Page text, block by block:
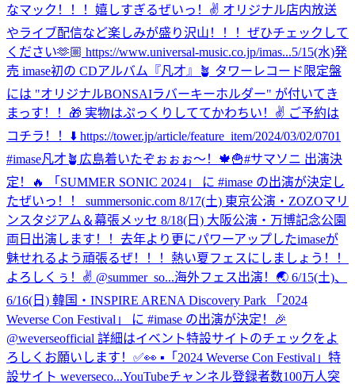
なマック！！！嬉しすぎるぜいっ！✌️ オリジナル店内放送
やライブ配信など楽しみが盛り沢山！！！ぜひチェックして
ください🫶🏼 https://www.universal-music.co.jp/imas...5/15(水)発
売 imase初の CDアルバム『凡才』🪴 タワーレコード限定盤
には "オリジナルBONSAIラバーキーホルダー" が付いてき
まっす！！🎁 実物はぷっくりしててかわちい！✌️ ご予約は
コチラ！！⬇️ https://tower.jp/article/feature_item/2024/03/02/0701
#imase凡才🪴 広島着いたぞぉぉぉ〜！🍁🍟#サマソニ 出演決
定！🔥 「SUMMER SONIC 2024」 に #imase の出演が決定し
たぜいっ！！ summersonic.com 8/17(土) 東京公演・ZOZOマリ
ンスタジアム＆幕張メッセ 8/18(日) 大阪公演・万博記念公園
両日出演します！！去年より更にパワーアップしたimaseが
魅せれるよう頑張るぜ！！！熱い夏フェスにしましょう！！
よろしくぅ！✌️ @summer_so...海外フェス出演！🌏 6/15(土)、
6/16(日) 韓国・INSPIRE ARENA Discovery Park 「2024
Weverse Con Festival」 に #imase の出演が決定！🎉
@weverseofficial 詳細はイベント特設サイトのチェックをよ
ろしくお願いします！✅👀 ▪「2024 Weverse Con Festival」特
設サイト weverseco...YouTubeチャンネル登録者数100万人突